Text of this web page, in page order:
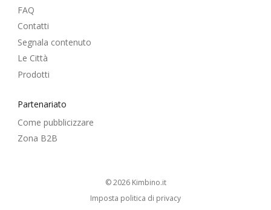
FAQ
Contatti
Segnala contenuto
Le Città
Prodotti
Partenariato
Come pubblicizzare
Zona B2B
© 2026 kimbino.it
Imposta politica di privacy